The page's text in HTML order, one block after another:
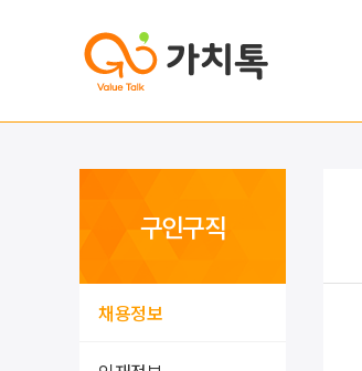
구인구직
채용정보